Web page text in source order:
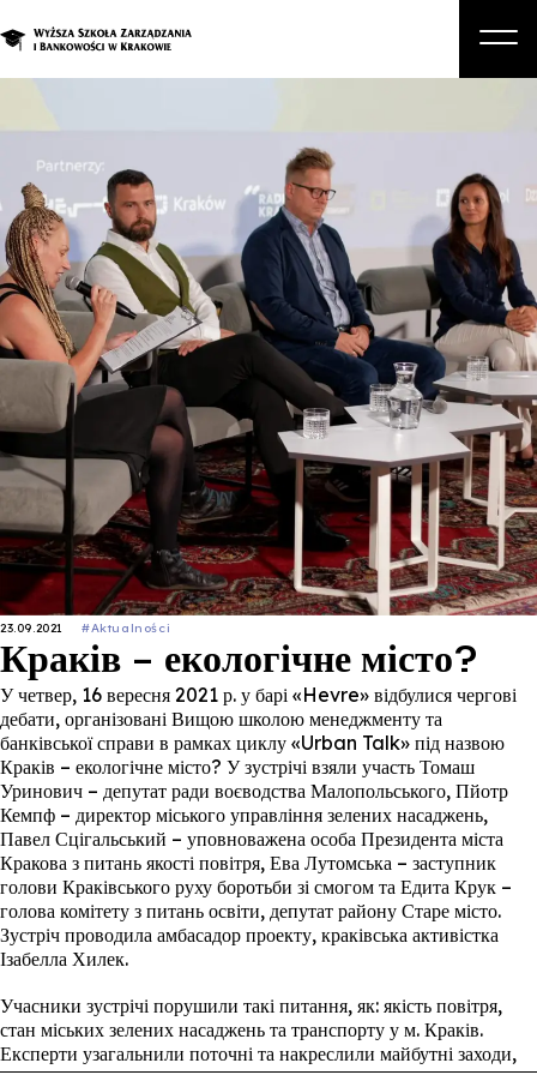
23.09.2021 #Aktualności
Краків – екологічне місто?
У четвер, 16 вересня 2021 р. у барі «Hevre» відбулися чергові
дебати, організовані Вищою школою менеджменту та
банківської справи в рамках циклу «Urban Talk» під назвою
Краків – екологічне місто? У зустрічі взяли участь Томаш
Уринович – депутат ради воєводства Малопольського, Пйотр
Кемпф – директор міського управління зелених насаджень,
Павел Сцігальський – уповноважена особа Президента міста
Кракова з питань якості повітря, Ева Лутомська – заступник
голови Краківського руху боротьби зі смогом та Едита Крук –
голова комітету з питань освіти, депутат району Старе місто.
Зустріч проводила амбасадор проекту, краківська активістка
Ізабелла Хилек.
Учасники зустрічі порушили такі питання, як: якість повітря,
стан міських зелених насаджень та транспорту у м. Краків.
Експерти узагальнили поточні та накреслили майбутні заходи,